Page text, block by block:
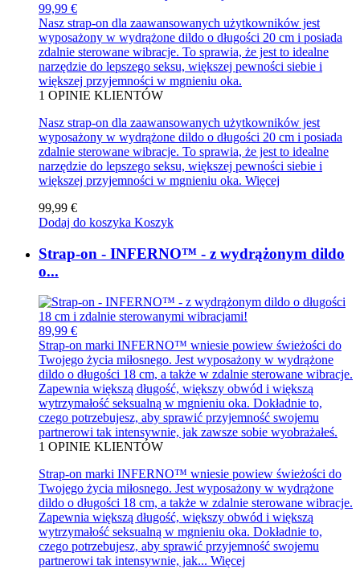
99,99 €
Nasz strap-on dla zaawansowanych użytkowników jest
wyposażony w wydrążone dildo o długości 20 cm i posiada
zdalnie sterowane wibracje. To sprawia, że jest to idealne
narzędzie do lepszego seksu, większej pewności siebie i
większej przyjemności w mgnieniu oka.
1 OPINIE KLIENTÓW
Nasz strap-on dla zaawansowanych użytkowników jest
wyposażony w wydrążone dildo o długości 20 cm i posiada
zdalnie sterowane wibracje. To sprawia, że jest to idealne
narzędzie do lepszego seksu, większej pewności siebie i
większej przyjemności w mgnieniu oka. Więcej
99,99 €
Dodaj do koszyka Koszyk
Strap-on - INFERNO™ - z wydrążonym dildo
o...
89,99 €
Strap-on marki INFERNO™ wniesie powiew świeżości do
Twojego życia miłosnego. Jest wyposażony w wydrążone
dildo o długości 18 cm, a także w zdalnie sterowane wibracje.
Zapewnia większą długość, większy obwód i większą
wytrzymałość seksualną w mgnieniu oka. Dokładnie to,
czego potrzebujesz, aby sprawić przyjemność swojemu
partnerowi tak intensywnie, jak zawsze sobie wyobrażałeś.
1 OPINIE KLIENTÓW
Strap-on marki INFERNO™ wniesie powiew świeżości do
Twojego życia miłosnego. Jest wyposażony w wydrążone
dildo o długości 18 cm, a także w zdalnie sterowane wibracje.
Zapewnia większą długość, większy obwód i większą
wytrzymałość seksualną w mgnieniu oka. Dokładnie to,
czego potrzebujesz, aby sprawić przyjemność swojemu
partnerowi tak intensywnie, jak... Więcej